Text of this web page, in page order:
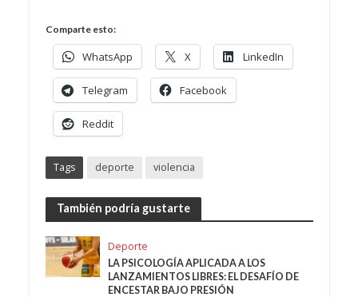
Comparte esto:
WhatsApp X LinkedIn
Telegram Facebook
Reddit
Tags deporte violencia
También podría gustarte
Deporte
LA PSICOLOGÍA APLICADA A LOS
LANZAMIENTOS LIBRES: EL DESAFÍO DE
ENCESTAR BAJO PRESIÓN